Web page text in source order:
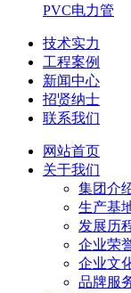
PVC电力管
技术实力
工程案例
新闻中心
招贤纳士
联系我们
网站首页
关于我们
集团介
生产基
发展历
企业荣
企业文
品牌服